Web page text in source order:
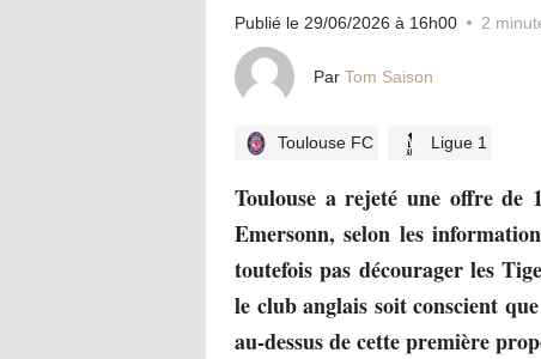
Publié le 29/06/2026 à 16h00
2
Par Tom Saison
Toulouse FC Ligue 1
Toulouse a rejeté une offre
Emersonn, selon les
toutefois pas décourager les
le club anglais soit conscient
au-dessus de cette première